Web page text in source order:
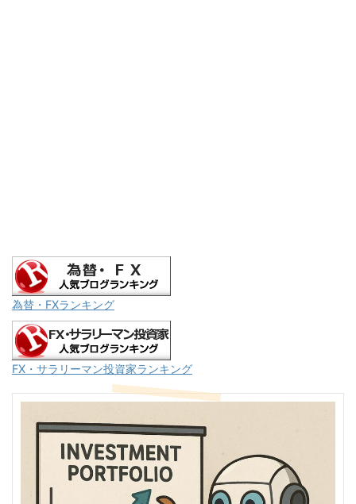
為替・FXランキング
FX・サラリーマン投資家ランキング